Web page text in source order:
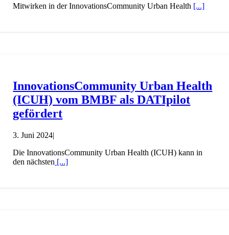
Mitwirken in der InnovationsCommunity Urban Health [...]
InnovationsCommunity Urban Health
(ICUH) vom BMBF als DATIpilot
gefördert
3. Juni 2024|
Die InnovationsCommunity Urban Health (ICUH) kann in
den nächsten [...]